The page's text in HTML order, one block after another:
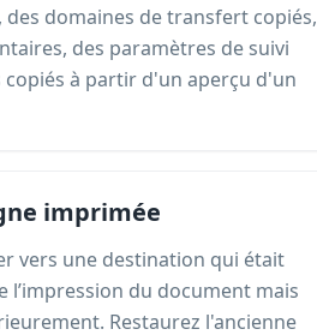
domaines de transfert copiés,
des paramètres de suivi
à partir d'un aperçu d'un
imprimée
vers une destination qui était
l’impression du document mais
Restaurez l'ancienne